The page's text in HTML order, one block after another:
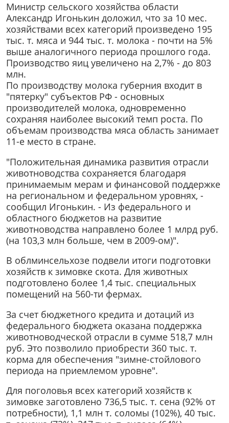
Министр сельского хозяйства области
Александр Игонькин доложил, что за 10 мес.
хозяйствами всех категорий произведено 195
тыс. т. мяса и 944 тыс. т. молока - почти на 5%
выше аналогичного периода прошлого года.
Производство яиц увеличено на 2,7% - до 803
млн.
По производству молока губерния входит в
"пятерку" субъектов РФ - основных
производителей молока, одновременно
сохраняя наиболее высокий темп роста. По
объемам производства мяса область занимает
11-е место в стране.
"Положительная динамика развития отрасли
животноводства сохраняется благодаря
принимаемым мерам и финансовой поддержке
на региональном и федеральном уровнях, -
сообщил Игонькин. - Из федерального и
областного бюджетов на развитие
животноводства направлено более 1 млрд руб.
(на 103,3 млн больше, чем в 2009-ом)".
В облминсельхозе подвели итоги подготовки
хозяйств к зимовке скота. Для животных
подготовлено более 1,4 тыс. специальных
помещений на 560-ти фермах.
За счет бюджетного кредита и дотаций из
федерального бюджета оказана поддержка
животноводческой отрасли в сумме 518,7 млн
руб. Это позволило приобрести 360 тыс. т.
корма для обеспечения "зимне-стойлового
периода на приемлемом уровне".
Для поголовья всех категорий хозяйств к
зимовке заготовлено 736,5 тыс. т. сена (92% от
потребности), 1,1 млн т. соломы (102%), 40 тыс.